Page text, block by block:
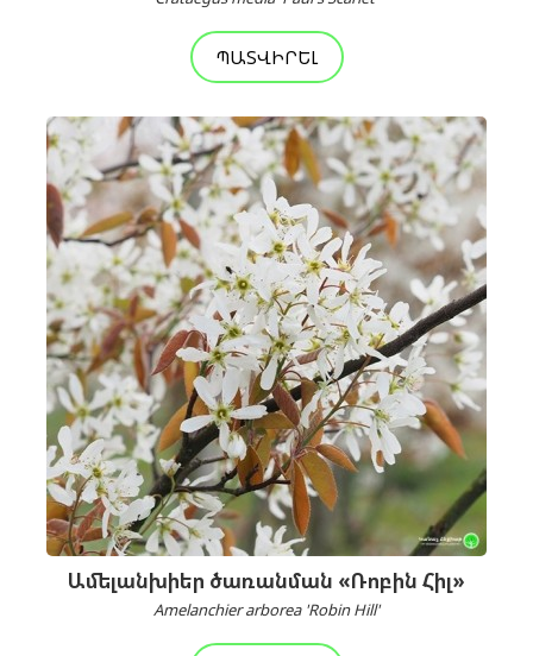
ՊԱՏՎԻՐԵԼ
Ամելանխիեր ծառանման «Ռոբին Հիլ»
Amelanchier arborea 'Robin Hill'